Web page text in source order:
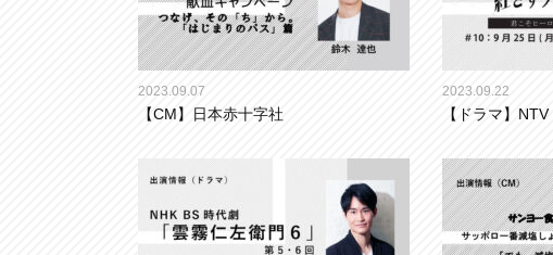
2023.09.07
【CM】日本赤十字社
2023.09.22
【ドラマ】